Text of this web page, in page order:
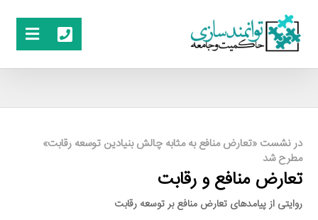
در نشست «تعارض منافع به مثابه چالش بنیادین توسعه رقابت»
مطرح شد
تعارض منافع و رقابت
روایتی از پیامدهای تعارض منافع بر توسعه رقابت